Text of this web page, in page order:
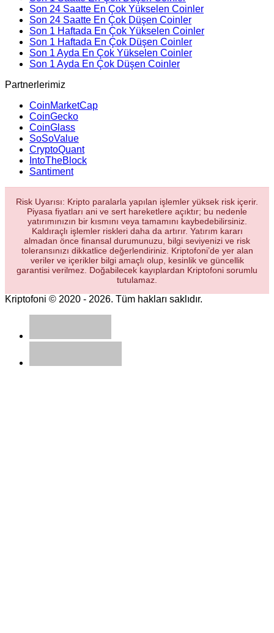
Son 24 Saatte En Çok Yükselen Coinler
Son 24 Saatte En Çok Düşen Coinler
Son 1 Haftada En Çok Yükselen Coinler
Son 1 Haftada En Çok Düşen Coinler
Son 1 Ayda En Çok Yükselen Coinler
Son 1 Ayda En Çok Düşen Coinler
Partnerlerimiz
CoinMarketCap
CoinGecko
CoinGlass
SoSoValue
CryptoQuant
IntoTheBlock
Santiment
Risk Uyarısı: Kripto paralarla yapılan işlemler yüksek risk içerir.
Piyasa fiyatları ani ve sert hareketlere açıktır; bu nedenle
yatırımınızın bir kısmını veya tamamını kaybedebilirsiniz.
Kaldıraçlı işlemler riskleri daha da artırır. Yatırım kararı
almadan önce finansal durumunuzu, bilgi seviyenizi ve risk
toleransınızı dikkatlice değerlendiriniz. Kriptofoni’de yer alan
veriler ve içerikler bilgi amaçlı olup, kesinlik ve güncellik
garantisi verilmez. Doğabilecek kayıplardan Kriptofoni sorumlu
tutulamaz.
Kriptofoni © 2020 - 2026. Tüm hakları saklıdır.